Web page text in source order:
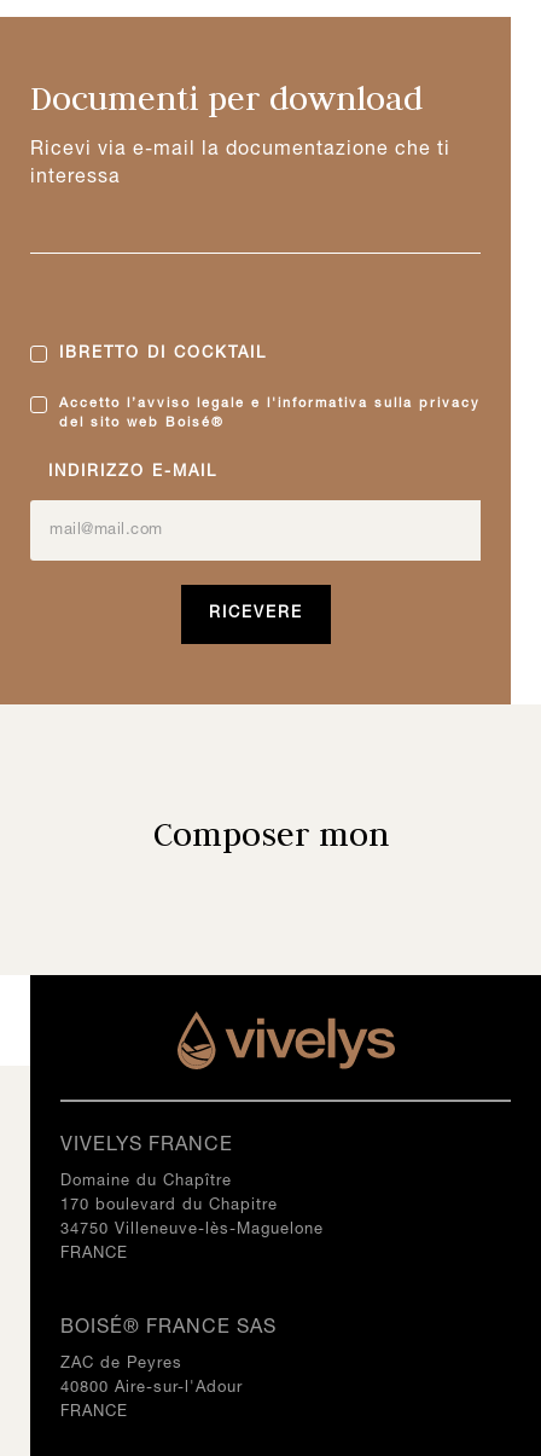
Documenti per download
Ricevi via e-mail la documentazione che ti
interessa
IBRETTO DI COCKTAIL
Accetto l’avviso legale e l'informativa sulla privacy
del sito web Boisé®
INDIRIZZO E-MAIL
Composer mon
VIVELYS FRANCE
Domaine du Chapître
170 boulevard du Chapitre
34750 Villeneuve-lès-Maguelone
FRANCE
BOISÉ® FRANCE SAS
ZAC de Peyres
40800 Aire-sur-l'Adour
FRANCE